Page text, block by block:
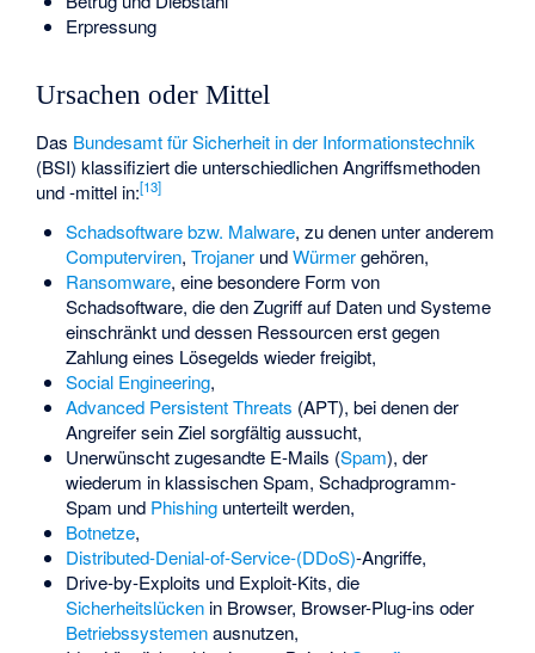
Erpressung
Ursachen oder Mittel
Das Bundesamt für Sicherheit in der Informationstechnik
(BSI) klassifiziert die unterschiedlichen Angriffsmethoden
und -mittel in:[13]
Schadsoftware bzw. Malware, zu denen unter anderem
Computerviren, TrojanerundWürmergehören,
Ransomware, eine besondere Form von
Schadsoftware, die den Zugriff auf Daten und Systeme
einschränkt und dessen Ressourcen erst gegen
Zahlung eines Lösegelds wieder freigibt,
Social Engineering,
Advanced Persistent Threats (APT), bei denen der
Angreifer sein Ziel sorgfältig aussucht,
Unerwünscht zugesandte E-Mails (Spam), der
wiederum in klassischen Spam, Schadprogramm-
Spam und Phishingunterteilt werden,
Botnetze,
Distributed-Denial-of-Service-(DDoS)-Angriffe,
Drive-by-Exploits und Exploit-Kits, die
Sicherheitslückenin Browser, Browser-Plug-ins oder
Betriebssystemenausnutzen,